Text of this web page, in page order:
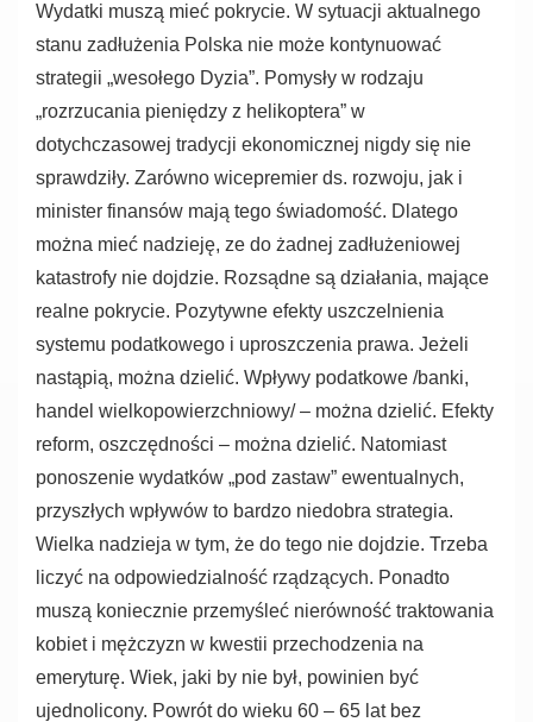
Wydatki muszą mieć pokrycie. W sytuacji aktualnego
stanu zadłużenia Polska nie może kontynuować
strategii „wesołego Dyzia”. Pomysły w rodzaju
„rozrzucania pieniędzy z helikoptera” w
dotychczasowej tradycji ekonomicznej nigdy się nie
sprawdziły. Zarówno wicepremier ds. rozwoju, jak i
minister finansów mają tego świadomość. Dlatego
można mieć nadzieję, ze do żadnej zadłużeniowej
katastrofy nie dojdzie. Rozsądne są działania, mające
realne pokrycie. Pozytywne efekty uszczelnienia
systemu podatkowego i uproszczenia prawa. Jeżeli
nastąpią, można dzielić. Wpływy podatkowe /banki,
handel wielkopowierzchniowy/ – można dzielić. Efekty
reform, oszczędności – można dzielić. Natomiast
ponoszenie wydatków „pod zastaw” ewentualnych,
przyszłych wpływów to bardzo niedobra strategia.
Wielka nadzieja w tym, że do tego nie dojdzie. Trzeba
liczyć na odpowiedzialność rządzących. Ponadto
muszą koniecznie przemyśleć nierówność traktowania
kobiet i mężczyzn w kwestii przechodzenia na
emeryturę. Wiek, jaki by nie był, powinien być
ujednolicony. Powrót do wieku 60 – 65 lat bez